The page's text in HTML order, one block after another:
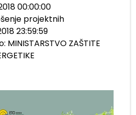
00:00:00
projektnih
23:59:59
MINISTARSTVO ZAŠTITE